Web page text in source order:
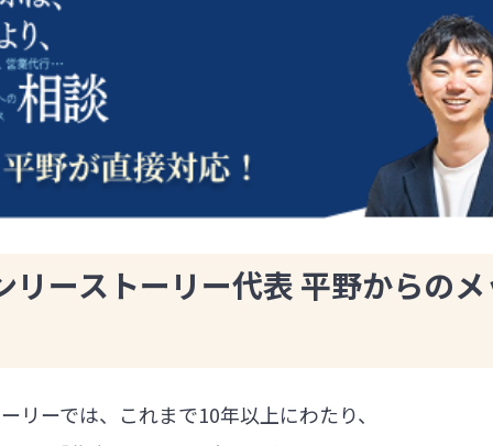
リーストーリー代表 平野からの
リーでは、これまで10年以上にわたり、